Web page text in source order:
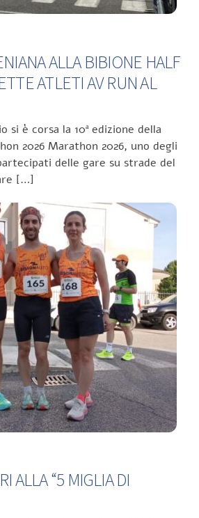
ALLA BIBIONE HALF
ATLETI AV RUN AL
si è corsa la 10ª edizione della
2026 Marathon 2026, uno degli
delle gare su strade del
[…]
ALLA “5 MIGLIA DI